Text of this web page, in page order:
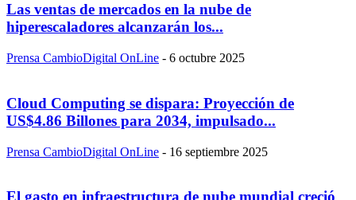
Las ventas de mercados en la nube de
hiperescaladores alcanzarán los...
Prensa CambioDigital OnLine - 6 octubre 2025
Cloud Computing se dispara: Proyección de
US$4.86 Billones para 2034, impulsado...
Prensa CambioDigital OnLine - 16 septiembre 2025